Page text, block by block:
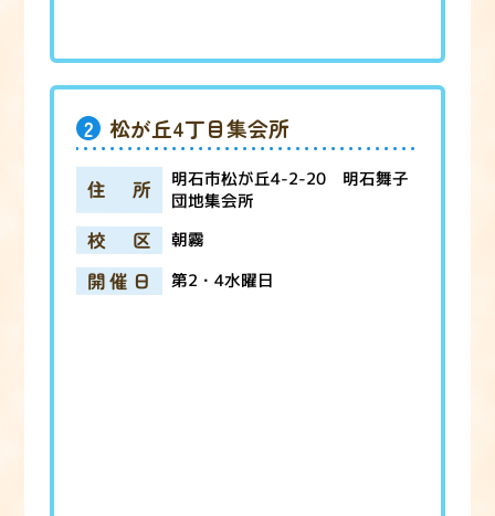
2 松が丘4丁目集会所
住所 明石市松が丘4-2-20 明石舞子
団地集会所
校区 朝霧
開催日 第2・4水曜日